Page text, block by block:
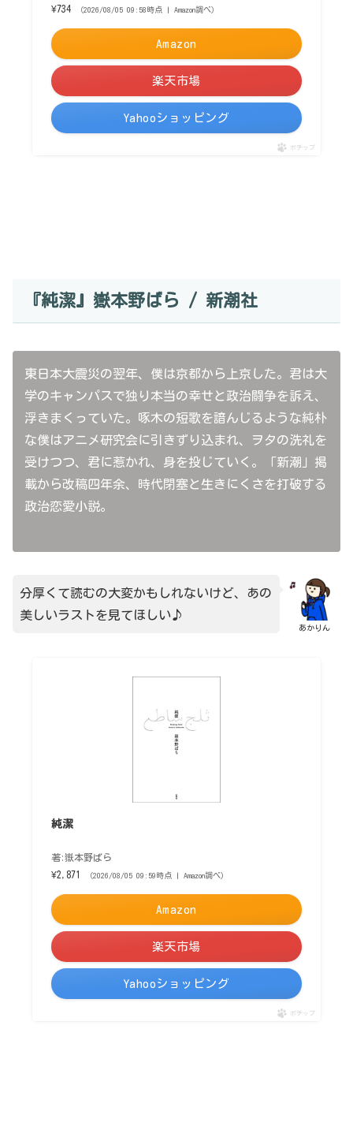
¥734 （2026/08/05 09:58時点 | Amazon調べ）
Amazon
楽天市場
Yahooショッピング
ポチップ
『純潔』嶽本野ばら / 新潮社
東日本大震災の翌年、僕は京都から上京した。君は大
学のキャンパスで独り本当の幸せと政治闘争を訴え、
浮きまくっていた。啄木の短歌を諳んじるような純朴
な僕はアニメ研究会に引きずり込まれ、ヲタの洗礼を
受けつつ、君に惹かれ、身を投じていく。「新潮」掲
載から改稿四年余、時代閉塞と生きにくさを打破する
政治恋愛小説。
あかりん
分厚くて読むの大変かもしれないけど、あの
美しいラストを見てほしい♪
純潔
著:嶽本野ばら
¥2,871
（2026/08/05 09:59時点 | Amazon調べ）
Amazon
楽天市場
Yahooショッピング
ポチップ